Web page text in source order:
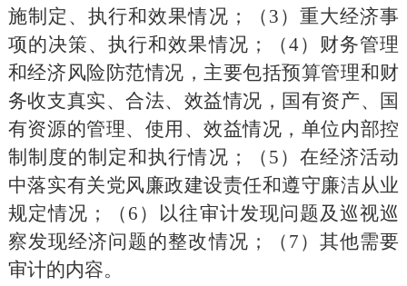
施制定、执行和效果情况；
（ 3 ） 重大经济事
项的决策、执行和效果情况；
（4） 财务管理
和经济风险防范情况，主要包括预算管理和财
务收支真实、合法、效益情况，国有资产、国
有资源的管理、使用、效益情况，单位内部控
制制度的制定和执行情况；
（ 5 ） 在经济活动
中落实有关党风廉政建设责任和遵守廉洁从业
规定情况；
（ 6 ）
以往审计发现问题及巡视巡
察发现经济问题的整改情况 ；（ 7 ） 其他需要
审计的内容。